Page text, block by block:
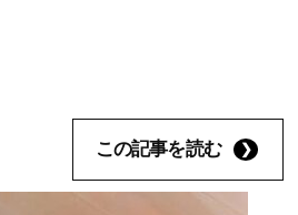
この記事を読む